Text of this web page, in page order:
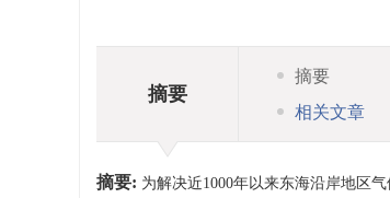
摘要
摘要
相关文章
摘要: 为解决近1000年以来东海沿岸地区